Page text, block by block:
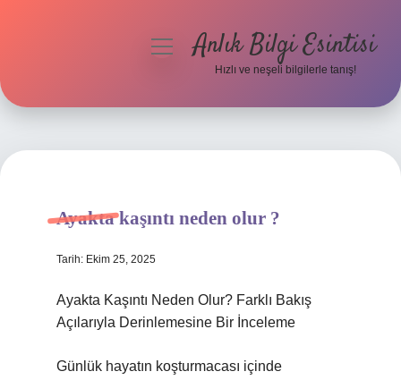
Hakkımızda
menüyüAnlık Bilgi Esintisi
Hızlı ve neşeli bilgilerle tanış!
Ayakta kaşıntı neden olur ?
Tarih: Ekim 25, 2025
Ayakta Kaşıntı Neden Olur? Farklı Bakış
Açılarıyla Derinlemesine Bir İnceleme
Günlük hayatın koşturmacası içinde